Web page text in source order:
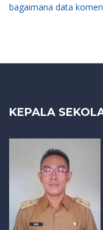
bagaimana data
KEPALA